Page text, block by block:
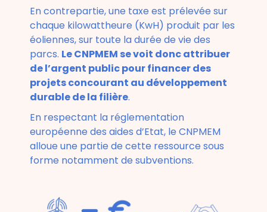
En contrepartie, une taxe est prélevée sur
chaque kilowattheure (KwH) produit par les
éoliennes, sur toute la durée de vie des
parcs. Le CNPMEM se voit donc attribuer
de l’argent public pour financer des
projets concourant au développement
durable de la filière.
En respectant la réglementation
européenne des aides d’Etat, le CNPMEM
alloue une partie de cette ressource sous
forme notamment de subventions.